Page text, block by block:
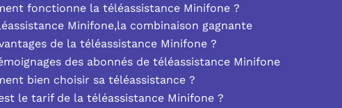
fonctionne la téléassistance Minifone ?
Minifone,la combinaison gagnante
de la téléassistance Minifone ?
des abonnés de téléassistance Minifone
bien choisir sa téléassistance ?
le tarif de la téléassistance Minifone ?